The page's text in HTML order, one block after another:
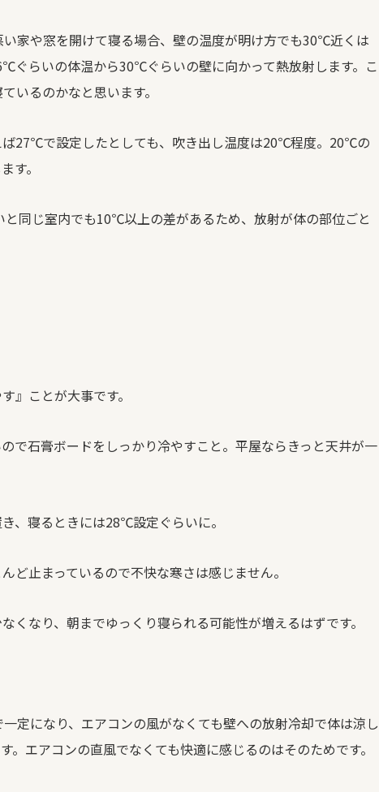
家や窓を開けて寝る場合、壁の温度が明け方でも30℃近くは
℃ぐらいの体温から30℃ぐらいの壁に向かって熱放射します。こ
いるのかなと思います。
27℃で設定したとしても、吹き出し温度は20℃程度。 20℃の
す。
同じ室内でも10℃以上の差があるため、放射が体の部位ごと
』ことが大事です。
で石膏ボードをしっかり冷やすこと。平屋ならきっと天井が一
、寝るときには28℃設定ぐらいに。
ど止まっているので不快な寒さは感じません。
くなり、朝までゆっくり寝られる可能性が増えるはずです。
定になり、エアコンの風がなくても壁への放射冷却で体は涼し
。エアコンの直風でなくても快適に感じるのはそのためです。